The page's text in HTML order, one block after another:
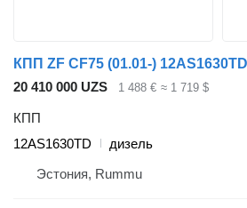
20 410 000 UZS 1 488 € ≈ 1 719 $
КПП
12AS1630TD
дизель
Эстония, Rummu